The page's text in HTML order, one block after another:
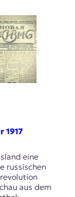
1917
eine
russischen
aus dem